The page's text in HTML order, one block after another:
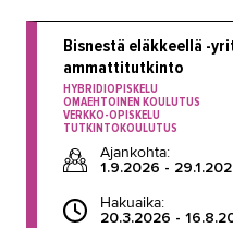
Heli
Yrittäjän
TAKKissa
Bisnestä eläkkeellä -
ammattitutkinto
HYBRIDIOPISKELU
OMAEHTOINEN KOULUTUS
VERKKO-OPISKELU
TUTKINTOKOULUTUS
Ajankohta:
1.9.2026 -
Hakuaika:
20.3.2026 -